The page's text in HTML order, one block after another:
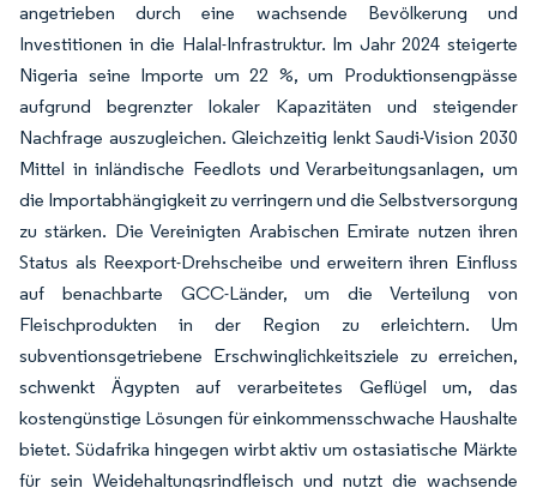
angetrieben durch eine wachsende Bevölkerung und
Investitionen in die Halal-Infrastruktur. Im Jahr 2024 steigerte
Nigeria seine Importe um 22 %, um Produktionsengpässe
aufgrund begrenzter lokaler Kapazitäten und steigender
Nachfrage auszugleichen. Gleichzeitig lenkt Saudi-Vision 2030
Mittel in inländische Feedlots und Verarbeitungsanlagen, um
die Importabhängigkeit zu verringern und die Selbstversorgung
zu stärken. Die Vereinigten Arabischen Emirate nutzen ihren
Status als Reexport-Drehscheibe und erweitern ihren Einfluss
auf benachbarte GCC-Länder, um die Verteilung von
Fleischprodukten in der Region zu erleichtern. Um
subventionsgetriebene Erschwinglichkeitsziele zu erreichen,
schwenkt Ägypten auf verarbeitetes Geflügel um, das
kostengünstige Lösungen für einkommensschwache Haushalte
bietet. Südafrika hingegen wirbt aktiv um ostasiatische Märkte
für sein Weidehaltungsrindfleisch und nutzt die wachsende